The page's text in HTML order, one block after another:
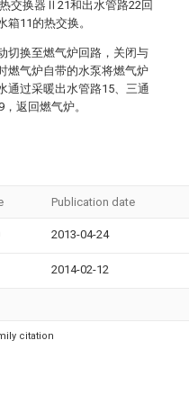
交换器Ⅱ21和出水管路22回
11的热交换。
切换至燃气炉回路，关闭与
燃气炉自带的水泵将燃气炉
通过采暖出水管路15、三通
返回燃气炉。
Publication date
2013-04-24
2014-02-12
citation